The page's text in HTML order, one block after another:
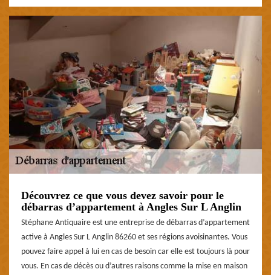
Découvrez ce que vous devez savoir pour le
débarras d’appartement à Angles Sur L Anglin
Stéphane Antiquaire est une entreprise de débarras d’appartement
active à Angles Sur L Anglin 86260 et ses régions avoisinantes. Vous
pouvez faire appel à lui en cas de besoin car elle est toujours là pour
vous. En cas de décès ou d’autres raisons comme la mise en maison